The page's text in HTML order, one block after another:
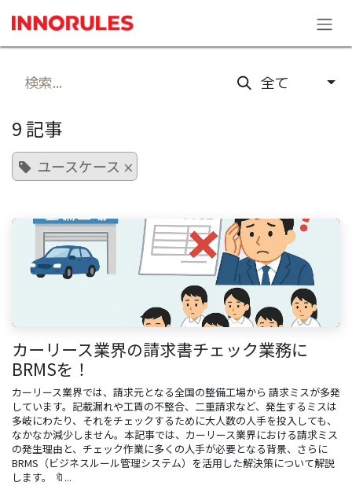
全て
9 記事
ユースケース ×
カーリース業界の請求書チェック業務に
BRMSを！
カーリース業界では、請求元となる全国の整備工場から 請求ミスが多発
しています。記載漏れや工賃の不整合、二重請求など、発生するミスは
多岐にわたり、それをチェックするために大人数の人手を投入しても、
なかなか減少しません。本記事では、カーリース業界における請求ミス
の発生理由と、チェック作業に多くの人手が必要となる背景、さらに
BRMS（ビジネスルール管理システム）を活用した解決策について解説
します。 🔖...